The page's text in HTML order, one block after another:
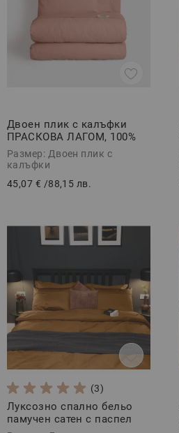
Двоен плик с калъфки
ПРАСКОВА ЛАГОМ, 100%
Памук Ранфорс, 3 части
Размер: Двоен плик с
калъфки
45,07 € /88,15 лв.
(3)
Луксозно спално бельо
памучен сатен с паспел